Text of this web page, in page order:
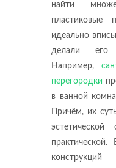
найти
пластиковые
идеально
делали его
Например,
перегородки
в ванной
Причём, их